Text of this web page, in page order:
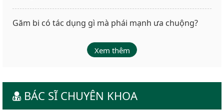
Găm bi có tác dụng gì mà phái mạnh ưa chuộng?
Xem thêm
BÁC SĨ CHUYÊN KHOA